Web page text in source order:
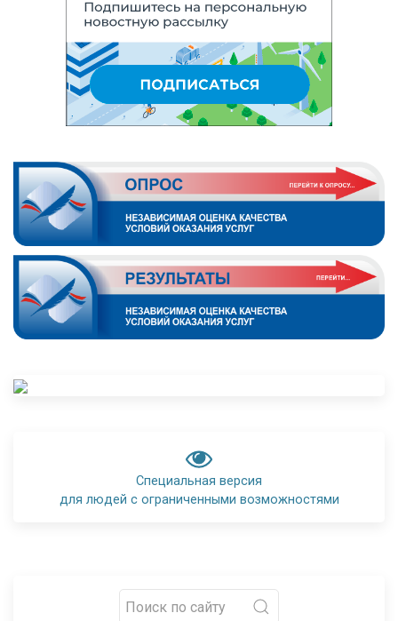
Специальная версия
для людей с ограниченными возможностями